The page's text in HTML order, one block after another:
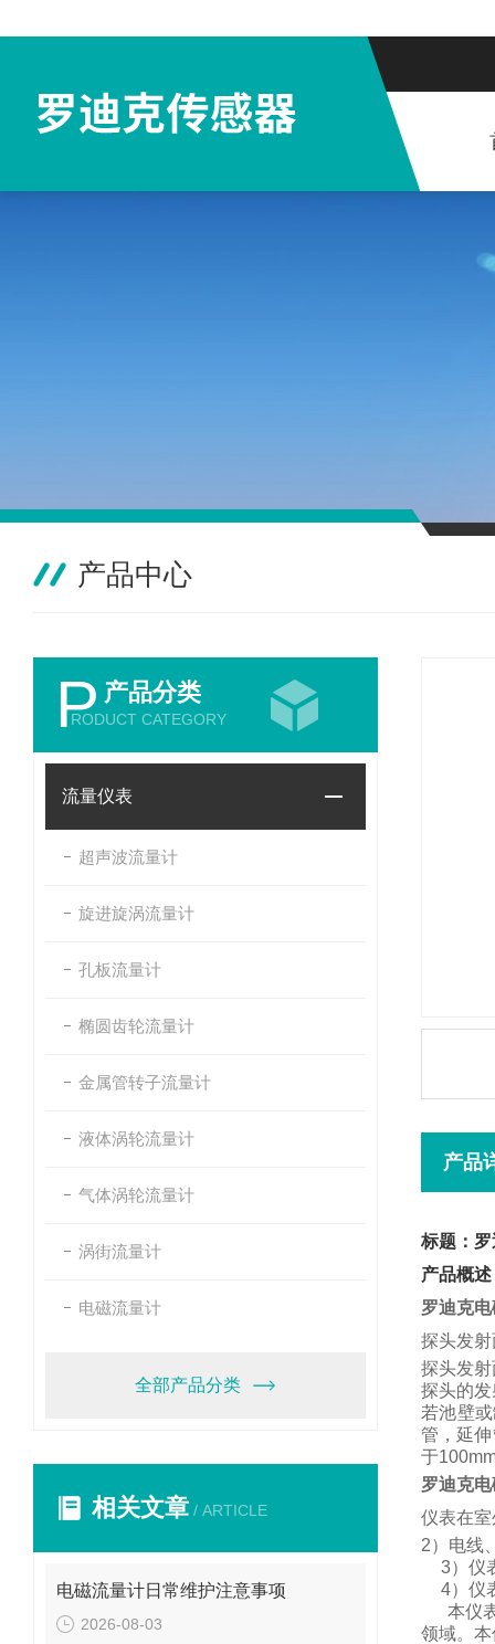
产品中心
P 产品分类
RODUCT CATEGORY
流量仪表
超声波流量计
旋进旋涡流量计
孔板流量计
椭圆齿轮流量计
金属管转子流量计
液体涡轮流量计
气体涡轮流量计
涡街流量计
电磁流量计
全部产品分类
相关文章 / ARTICLE
电磁流量计日常维护注意事项
2026-08-03
产品
标题：
产品概述
罗迪克
探头发
探头发
探头的
若池壁
管，延
于
罗迪克
仪表在
2）电线
3）仪
4）仪
本仪
领域。 本